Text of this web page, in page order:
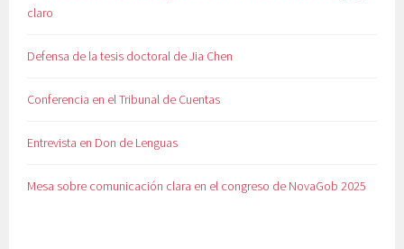
claro
Defensa de la tesis doctoral de Jia Chen
Conferencia en el Tribunal de Cuentas
Entrevista en Don de Lenguas
Mesa sobre comunicación clara en el congreso de NovaGob 2025